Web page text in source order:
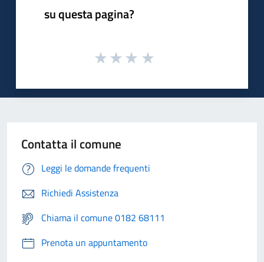
su questa pagina?
Contatta il comune
Leggi le domande frequenti
Richiedi Assistenza
Chiama il comune 0182 68111
Prenota un appuntamento